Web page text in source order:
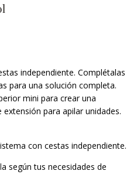
independiente. Complétalas
para una solución completa.
mini para crear una
para apilar unidades.
con cestas independiente.
según tus necesidades de